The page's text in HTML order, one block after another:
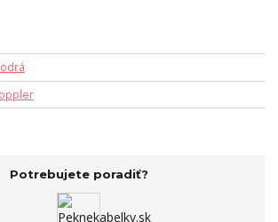
Potrebujete poradiť?